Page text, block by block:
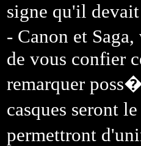
signe qu'il devait
- Canon et
de vous confier
remarquer
casques seront
permettront